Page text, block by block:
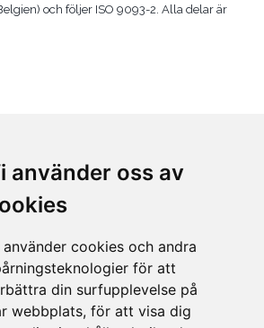
använder oss av
använder cookies och andra
för att
din surfupplevelse på
webbplats, för att visa dig
och följer ISO 9093-2. Alla delar är
Malmö
bachmans.se
bachmans.se